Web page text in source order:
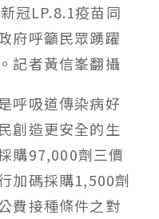
冠LP.8.1疫苗同
府呼籲民眾踴躍
記者黃信峯翻攝
呼吸道傳染病好
創造更安全的生
購97,000劑三價
加碼採購1,500劑
費接種條件之對